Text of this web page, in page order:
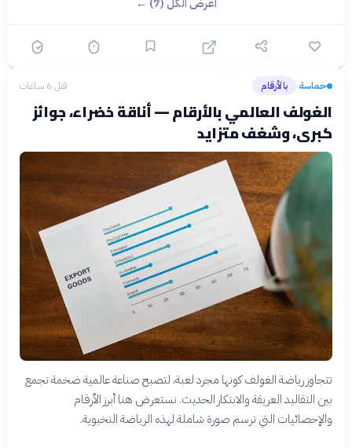
حماسة› بالأرقام قبل 6 ساعات
الغولف العالمي بالأرقام — أناقة خضراء، جوائز
كبرى، وشغف متزايد
تتجاوز رياضة الغولف كونها مجرد لعبة، لتصبح صناعة عالمية ضخمة تجمع
بين التقاليد العريقة والابتكار الحديث. نستعرض هنا أبرز الأرقام
والإحصائيات التي ترسم صورة شاملة لهذه الرياضة النخبوية.